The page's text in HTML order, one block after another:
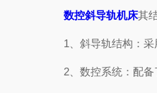
数控斜导轨机床其
1、斜导轨结构：采用
2、数控系统：配备了